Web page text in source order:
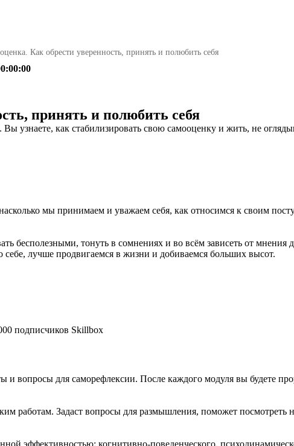
Как обрести уверенность, принять и полюбить себя
принять и полюбить себя
Вы узнаете, как стабилизировать свою самооценку и жить, не
мы принимаем и уважаем себя, как относимся к своим
бесполезными, тонуть в сомнениях и во всём зависеть от
лучше продвигаемся в жизни и добиваемся больших высот.
подписчиков Skillbox
вопросы для саморефлексии. После каждого модуля вы будете
работам. Задаст вопросы для размышления, поможет
эффективностью: когнитивно-поведенческого,